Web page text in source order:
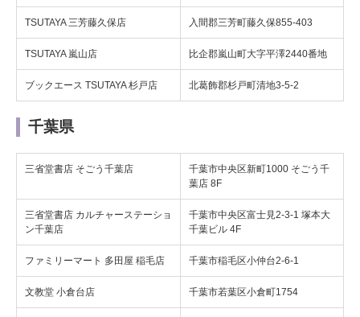
TSUTAYA 三芳藤久保店 入間郡三芳町藤久保855-403
TSUTAYA 嵐山店 比企郡嵐山町大字平澤2440番地
ブックエース TSUTAYA 杉戸店 北葛飾郡杉戸町清地3-5-2
千葉県
三省堂書店 そごう千葉店
千葉市中央区新町1000 そごう千
葉店 8F
三省堂書店 カルチャーステーショ
ン千葉店
千葉市中央区富士見2-3-1 塚本大
千葉ビル 4F
ファミリーマート 多田屋 稲毛店 千葉市稲毛区小仲台2-6-1
文教堂 小倉台店 千葉市若葉区小倉町1754